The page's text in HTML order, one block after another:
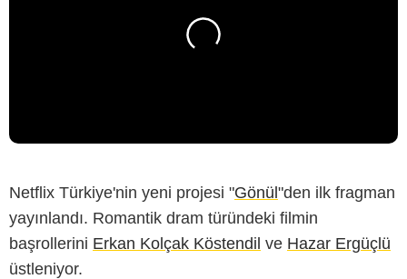
Netflix Türkiye'nin yeni projesi "Gönül"den ilk fragman
yayınlandı. Romantik dram türündeki filmin
başrollerini Erkan Kolçak Köstendil ve Hazar Ergüçlü
üstleniyor.